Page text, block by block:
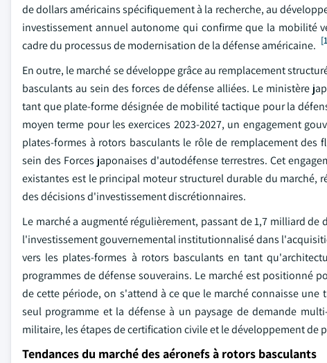
de dollars américains spécifiquement à la recherche, au
investissement annuel autonome qui confirme que la mobilité
cadre du processus de modernisation de la défense américaine.
En outre, le marché se développe grâce au remplacement
basculants au sein des forces de défense alliées. Le ministère
tant que plate-forme désignée de mobilité tactique pour la
moyen terme pour les exercices 2023-2027, un engagement
plates-formes à rotors basculants le rôle de remplacement
sein des Forces japonaises d'autodéfense terrestres. Cet
existantes est le principal moteur structurel durable du marché,
des décisions d'investissement discrétionnaires.
Le marché a augmenté régulièrement, passant de 1,7 milliard
l'investissement gouvernemental institutionnalisé dans
vers les plates-formes à rotors basculants en tant
programmes de défense souverains. Le marché est positionné
de cette période, on s'attend à ce que le marché connaisse
seul programme et la défense à un paysage de demande
militaire, les étapes de certification civile et le développement de
Tendances du marché des aéronefs à rotors basculants